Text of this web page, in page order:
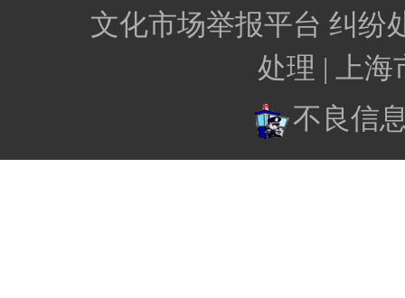
文化市场举报平台 纠纷
处理 |
上
不良信